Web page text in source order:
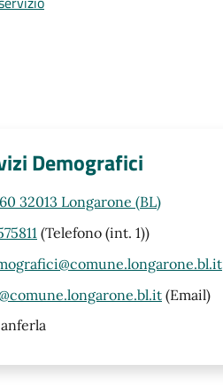
Demografici
32013 Longarone (BL)
(Telefono (int. 1))
(Email)